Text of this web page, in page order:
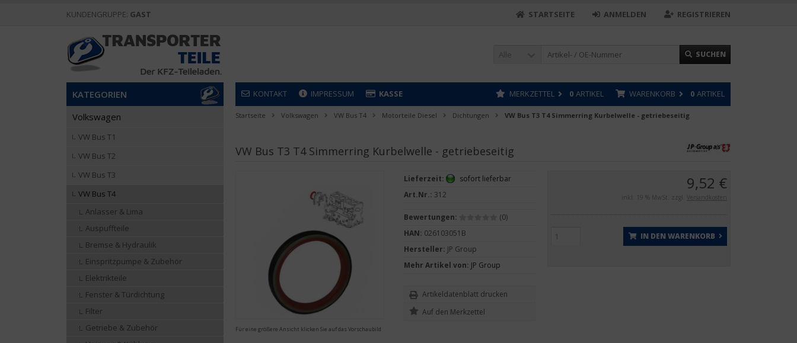
KUNDENGRUPPE: GAST REGISTRIEREN
ANMELDEN
STARTSEITE
Alle SUCHEN
KONTAKT IMPRESSUM KASSE WARENKORB 0 ARTIKEL
MERKZETTEL 0 ARTIKEL
Startseite Volkswagen VW Bus T4 Motorteile Diesel Dichtungen VW Bus T3 T4 Simmerring Kurbelwelle - getriebeseitig
VW Bus T3 T4 Simmerring Kurbelwelle - getriebeseitig
Für eine größere Ansicht klicken Sie auf das Vorschaubild
9,52 €
inkl. 19 % MwSt. zzgl. Versandkosten
IN DEN WARENKORB
Lieferzeit:
sofort lieferbar
Art.Nr.: 312
Bewertungen:
(0)
HAN: 026103051B
Hersteller: JP Group
Mehr Artikel von: JP Group
Artikeldatenblatt drucken
KATEGORIEN
Volkswagen
VW Bus T1
VW Bus T2
VW Bus T3
VW Bus T4
Anlasser & Lima
Auspuffteile
Bremse & Hydraulik
Einspritzpumpe & Zubehör
Elektrikteile
Fenster & Türdichtung
Filter
Getriebe & Zubehör